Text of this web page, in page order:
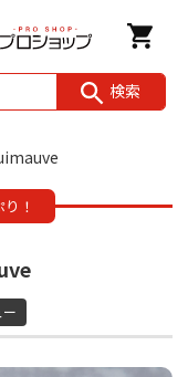
検索
！